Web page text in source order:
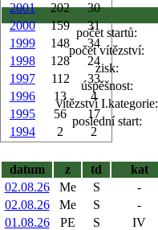
2001
202
30
2000
159
31
1999
148
34
1998
128
24
1997
112
33
1996
13
4
1995
56
17
1994
2 2
počet startů:
počet vítězství:
zisk:
úspěšnost:
vítězství I.kategorie:
poslední start:
datum
z td kat
02.08.26
Me S -
02.08.26
Me S -
01.08.26
PE S IV